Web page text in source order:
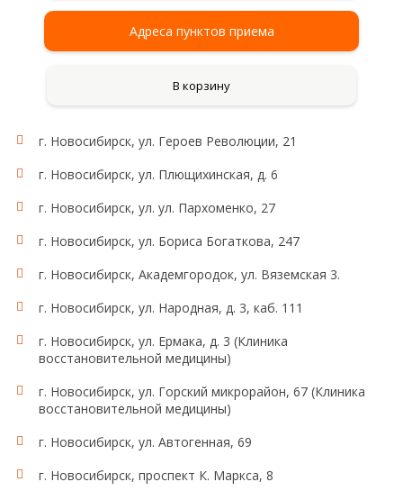
Адреса пунктов приема
В корзину
г. Новосибирск, ул. Героев Революции, 21
г. Новосибирск, ул. Плющихинская, д. 6
г. Новосибирск, ул. ул. Пархоменко, 27
г. Новосибирск, ул. Бориса Богаткова, 247
г. Новосибирск, Академгородок, ул. Вяземская 3.
г. Новосибирск, ул. Народная, д. 3, каб. 111
г. Новосибирск, ул. Ермака, д. 3 (Клиника
восстановительной медицины)
г. Новосибирск, ул. Горский микрорайон, 67 (Клиника
восстановительной медицины)
г. Новосибирск, ул. Автогенная, 69
г. Новосибирск, проспект К. Маркса, 8